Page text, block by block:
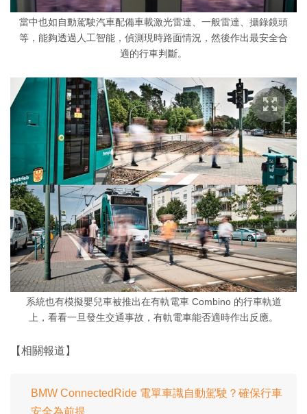
當中也如自動駕駛汽車配備車載激光雷達、一般雷達、攝錄鏡頭
等，能夠透過人工智能，偵測現時路面情況，然後作出最安全合
適的行車判斷。
系統也有模擬嬰兒車被推出在有軌電車 Combino 的行車軌道
上，看看一旦發生交通事故，有軌電車能否適時作出反應。
【相關報道】
BMW ConnectedRide 電單車識自動駕駛？確保行車
安全為前提